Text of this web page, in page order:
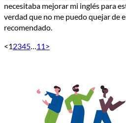
necesitaba mejorar mi inglés para
verdad que no me puedo quejar de
recomendado.
<12345 11 >